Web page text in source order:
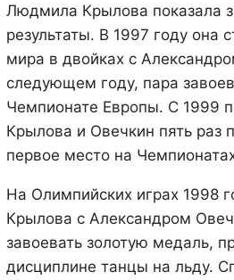
Людмила Крылова показала
результаты. В 1997 году она
мира в двойках с
следующем году, пара
Чемпионате Европы. С 1999
Крылова и Овечкин пять раз
первое место на
На Олимпийских играх 1998
Крылова с Александром
завоевать золотую медаль,
дисциплине танцы на льду.